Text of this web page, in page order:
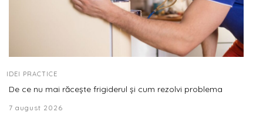
IDEI PRACTICE
De ce nu mai răcește frigiderul și cum rezolvi problema
7 august 2026